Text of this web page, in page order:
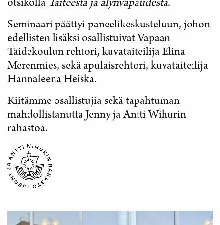
otsikolla Taiteesta ja älynvapaudesta.
Seminaari päättyi paneelikeskusteluun, johon
edellisten lisäksi osallistuivat Vapaan
Taidekoulun rehtori, kuvataiteilija Elina
Merenmies, sekä apulaisrehtori, kuvataiteilija
Hannaleena Heiska.
Kiitämme osallistujia sekä tapahtuman
mahdollistanutta Jenny ja Antti Wihurin
rahastoa.